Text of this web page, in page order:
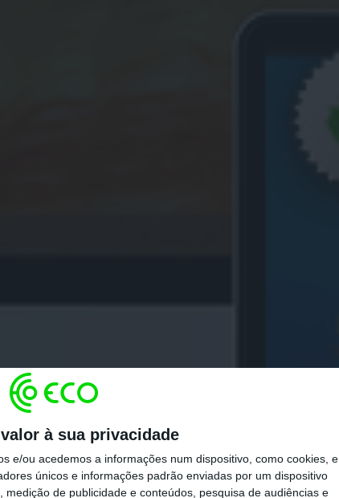
à sua privacidade
e/ou acedemos a informações num dispositivo, como cookies, e
únicos e informações padrão enviadas por um dispositivo
de publicidade e conteúdos, pesquisa de audiências e